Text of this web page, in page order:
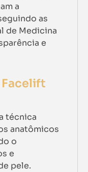
a
as
de Medicina
e
Facelift
técnica
anatômicos
o
e
pele.